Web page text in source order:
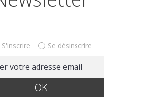
S'inscrire Se désinscrire